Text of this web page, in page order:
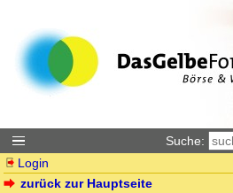
Suche:
Login
zurück zur Hauptseite